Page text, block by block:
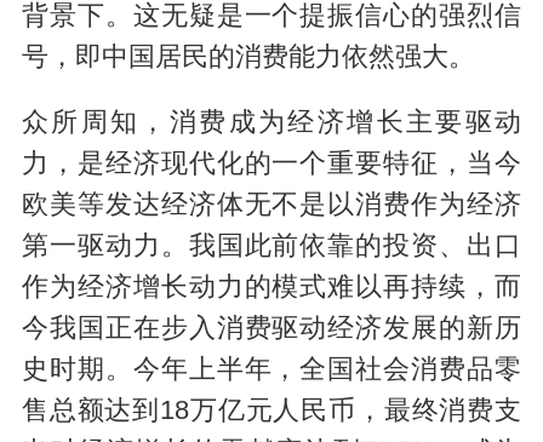
背景下。这无疑是一个提振信心的强烈信
号，即中国居民的消费能力依然强大。
众所周知，消费成为经济增长主要驱动
力，是经济现代化的一个重要特征，当今
欧美等发达经济体无不是以消费作为经济
第一驱动力。我国此前依靠的投资、出口
作为经济增长动力的模式难以再持续，而
今我国正在步入消费驱动经济发展的新历
史时期。今年上半年，全国社会消费品零
售总额达到18万亿元人民币，最终消费支